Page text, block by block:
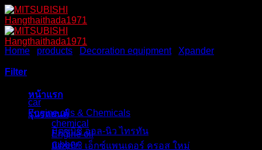
Skip
to
content
หน้าแรก
รุ่นรถยนต์
มิตซูบิชิ ออล-นิว ไทรทัน
มิตซูบิชิ เอ็กซ์แพนเดอร์ ครอส ใหม่
Home products Decoration equipment Xpander
Filter
car
Engine oils & Chemicals
chemical
Engine oil
rubber